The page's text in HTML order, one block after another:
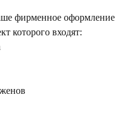
фирменное оформление
которого входят: